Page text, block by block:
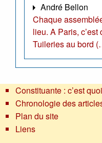
André Bellon
Chaque
lieu. A Paris,
Tuileries au bord
Constituante : c’est
Chronologie des
Plan du site
Liens